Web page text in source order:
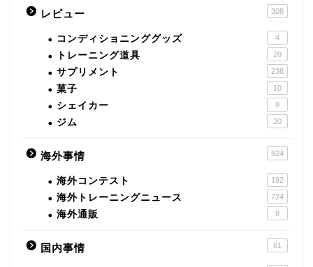
レビュー 308
コンディショニンググッズ 4
トレーニング道具 28
サプリメント 238
菓子 10
シェイカー 8
ジム 20
海外事情 924
海外コンテスト 192
海外トレーニングニュース 724
海外通販 8
国内事情 61